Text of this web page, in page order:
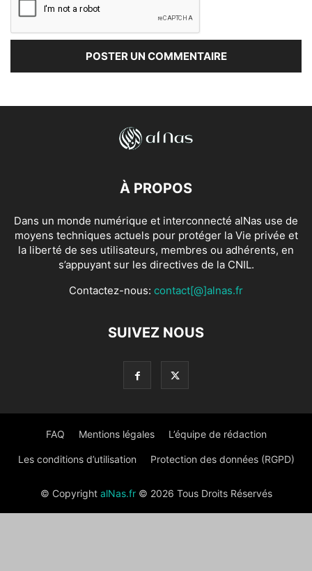
À PROPOS
Dans un monde numérique et interconnecté alNas use de
moyens techniques actuels pour protéger la Vie privée et
la liberté de ses utilisateurs, membres ou adhérents, en
s’appuyant sur les directives de la CNIL.
Contactez-nous: contact[@]alnas.fr
SUIVEZ NOUS
FAQ Mentions légales L’équipe de rédaction
Les conditions d’utilisation Protection des données (RGPD)
© Copyright alNas.fr© 2026 Tous Droits Réservés